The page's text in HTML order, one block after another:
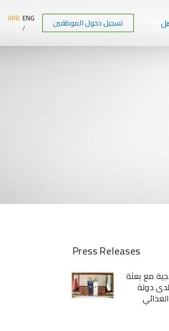
تسجيل دخول الموظفين ENG
ARB
Press Releases
مع بعثة
لدى دولة